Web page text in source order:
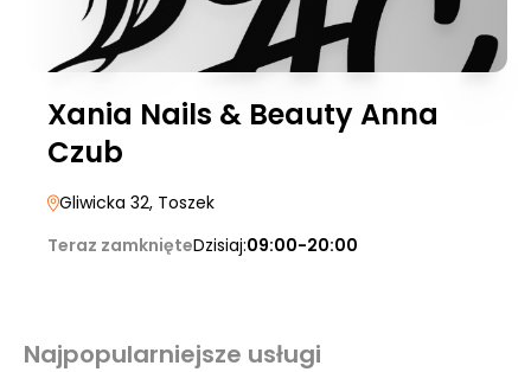
Xania Nails & Beauty Anna
Czub
Gliwicka 32, Toszek
Teraz zamknięteDzisiaj:09:00-20:00
Najpopularniejsze usługi